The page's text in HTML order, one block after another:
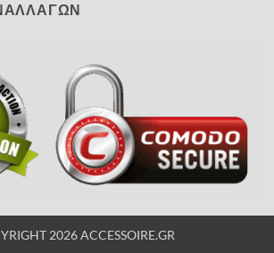
2026 ACCESSOIRE.GR